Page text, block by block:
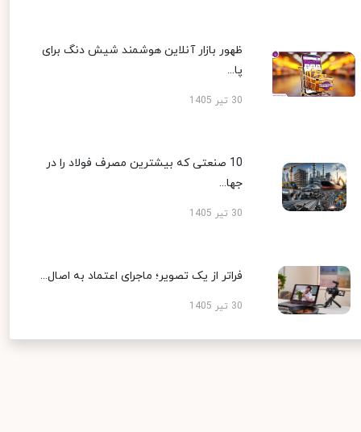
ظهور بازار آنلاین هوشمند شیش دنگ برای
پا...
30 تیر 1405
10 صنعتی که بیشترین مصرف فولاد را در
جها...
30 تیر 1405
فراتر از یک تصویر؛ ماجرای اعتماد به اصال...
30 تیر 1405